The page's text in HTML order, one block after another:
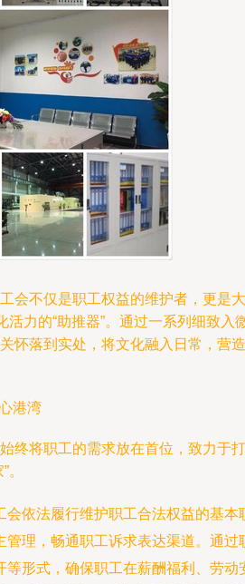
会不仅是职工权益的维护者，更是大
活力的“助推器”。通过一系列细致入
怀落到实处，将文化融入日常，营造
港湾
终将职工的需求放在首位，致力于打
会依法履行维护职工合法权益的基本
管理，畅通职工诉求表达渠道。通过
等形式，确保职工在薪酬福利、劳动